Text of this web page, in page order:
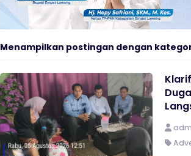
Menampilkan postingan dengan